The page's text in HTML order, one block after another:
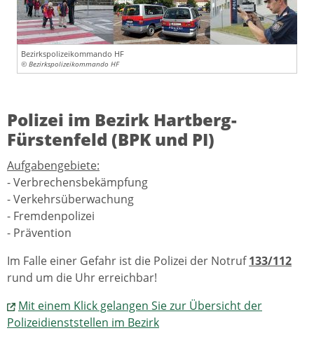
Bezirkspolizeikommando HF
© Bezirkspolizeikommando HF
Polizei im Bezirk Hartberg-
Fürstenfeld (BPK und PI)
Aufgabengebiete:
- Verbrechensbekämpfung
- Verkehrsüberwachung
- Fremdenpolizei
- Prävention
Im Falle einer Gefahr ist die Polizei der Notruf133/112
rund um die Uhr erreichbar!
Mit einem Klick gelangen Sie zur Übersicht der
Polizeidienststellen im Bezirk